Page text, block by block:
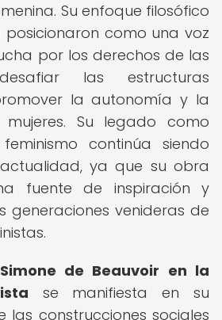
Su enfoque filosófico
como una voz
por los derechos de las
las estructuras
la autonomía y la
Su legado como
continúa siendo
ya que su obra
fuente de inspiración y
generaciones venideras de
de Beauvoir en la
se manifiesta en su
las construcciones sociales